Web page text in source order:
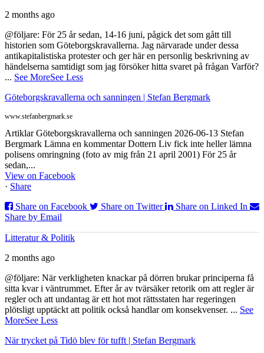
2 months ago
@följare: För 25 år sedan, 14-16 juni, pågick det som gått till
historien som Göteborgskravallerna. Jag närvarade under dessa
antikapitalistiska protester och ger här en personlig beskrivning av
händelserna samtidigt som jag försöker hitta svaret på frågan Varför?
... See MoreSee Less
Göteborgskravallerna och sanningen | Stefan Bergmark
www.stefanbergmark.se
Artiklar Göteborgskravallerna och sanningen 2026-06-13 Stefan
Bergmark Lämna en kommentar Dottern Liv fick inte heller lämna
polisens omringning (foto av mig från 21 april 2001) För 25 år
sedan,...
View on Facebook
· Share
Share on Facebook
Share on Twitter
Share on Linked In
Share by Email
Litteratur & Politik
2 months ago
@följare: När verkligheten knackar på dörren brukar principerna få
sitta kvar i väntrummet. Efter år av tvärsäker retorik om att regler är
regler och att undantag är ett hot mot rättsstaten har regeringen
plötsligt upptäckt att politik också handlar om konsekvenser. ... See
MoreSee Less
När trycket på Tidö blev för tufft | Stefan Bergmark